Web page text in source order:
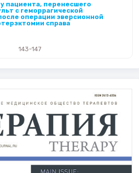
пациента, перенесшего
с геморрагической
операции эверсионной
справа
143-147